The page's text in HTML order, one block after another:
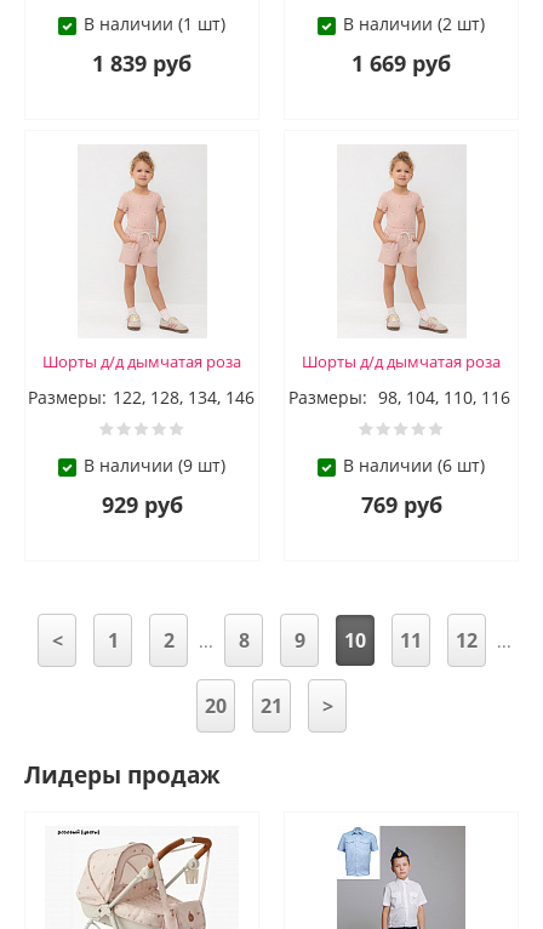
В наличии (1 шт)
1 839 руб
В наличии (2 шт)
1 669 руб
Шорты д/д дымчатая роза
Размеры: 122, 128, 134, 146
В наличии (9 шт)
929 руб
Шорты д/д дымчатая роза
Размеры: 98, 104, 110, 116
В наличии (6 шт)
769 руб
< 1 2 ... 8 9 10 11 12 ...
20 21 >
Лидеры продаж